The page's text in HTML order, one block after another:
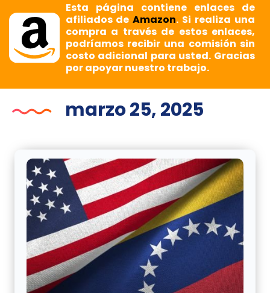
Esta página contiene enlaces de
afiliados deAmazon. Si realiza una
compra a través de estos enlaces,
podríamos recibir una comisión sin
costo adicional para usted. Gracias
por apoyar nuestro trabajo.
marzo 25, 2025